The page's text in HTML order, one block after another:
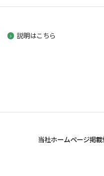
説明はこちら
当社ホームページ掲